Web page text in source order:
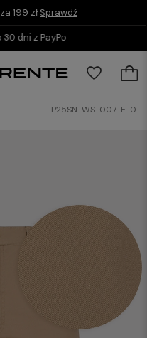
199 zł Sprawdź
30 dni z PayPo
P25SN-WS-007-E-0